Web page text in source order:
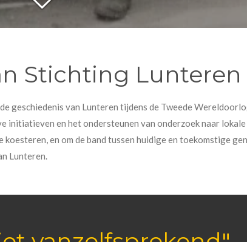
Stichting Lunteren
geschiedenis van Lunteren tijdens de Tweede
initiatieven en het ondersteunen van onderzoek naar
en om de band tussen huidige en toekomstige
Lunteren.